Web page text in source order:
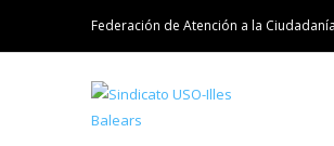
Federación de Atención a la Ciudadanía